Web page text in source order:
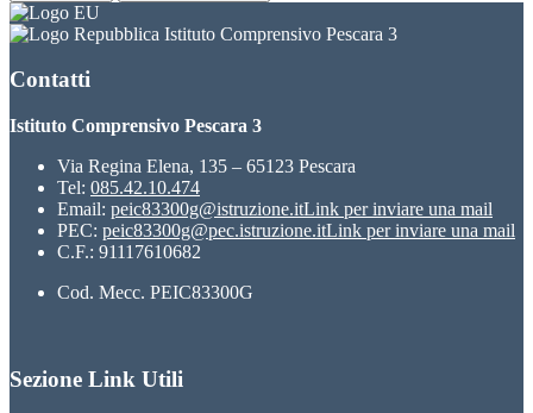
Istituto Comprensivo Pescara 3
Contatti
Istituto Comprensivo Pescara 3
Via Regina Elena, 135 – 65123 Pescara
Tel: 085.42.10.474
Email: peic83300g@istruzione.itLink per inviare una mail
PEC: peic83300g@pec.istruzione.itLink per inviare una mail
C.F.: 91117610682
Cod. Mecc. PEIC83300G
Sezione Link Utili